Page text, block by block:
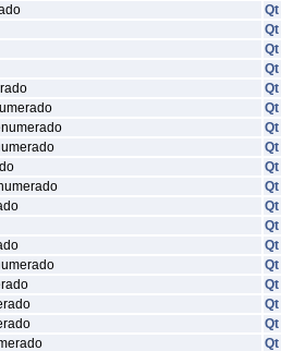
Qt
Qt
Qt
Qt
Qt
Qt
Qt
Qt
Qt
Qt
Qt
Qt
Qt
Qt
Qt
Qt
Qt
Qt